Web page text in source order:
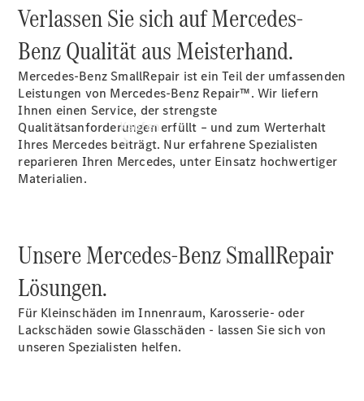
Kaufen
Übersicht
Verlassen Sie sich auf Mercedes-
Benz Qualität aus Meisterhand.
Mercedes-Benz SmallRepair ist ein Teil der umfassenden
Leistungen von Mercedes-Benz Repair™. Wir liefern
Ihnen einen Service, der strengste
Qualitätsanforderungen erfüllt – und zum Werterhalt
Ihres Mercedes beiträgt. Nur erfahrene Spezialisten
reparieren Ihren Mercedes, unter Einsatz hochwertiger
Materialien.
Unsere Mercedes-Benz SmallRepair
Lösungen.
Für Kleinschäden im Innenraum, Karosserie- oder
Lackschäden sowie Glasschäden - lassen Sie sich von
unseren Spezialisten helfen.